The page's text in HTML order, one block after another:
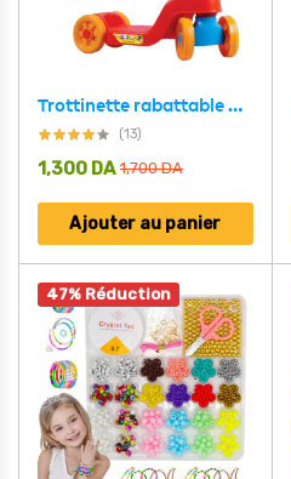
Trottinette rabattable pour bébés 3 ans et plus
(13)
1,700DA
1,300 DA
Ajouter au panier
47% Réduction